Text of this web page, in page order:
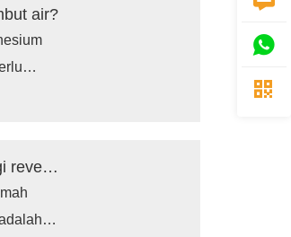
air?
Apakah mesin pemurni air rumah menggunakan teknologi reverse osmosis?

